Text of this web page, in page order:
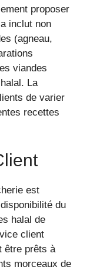
proposer
inclut non
(agneau,
viandes
La
de varier
recettes
est
du
halal de
client
être prêts à
morceaux de